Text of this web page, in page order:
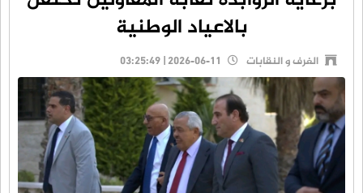
بالاعياد الوطنية
الغرف و النقابات